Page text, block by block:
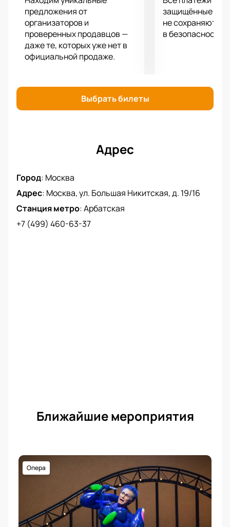
предложения от
организаторов и
проверенных продавцов —
даже те, которых уже нет в
официальной продаже.
защищённые
не сохраняются
в безопасности.
Выбрать билеты
Адрес
Город: Москва
Адрес: Москва, ул. Большая Никитская, д. 19/16
Станция метро:Арбатская
+7 (499) 460-63-37
Ближайшие мероприятия
Опера